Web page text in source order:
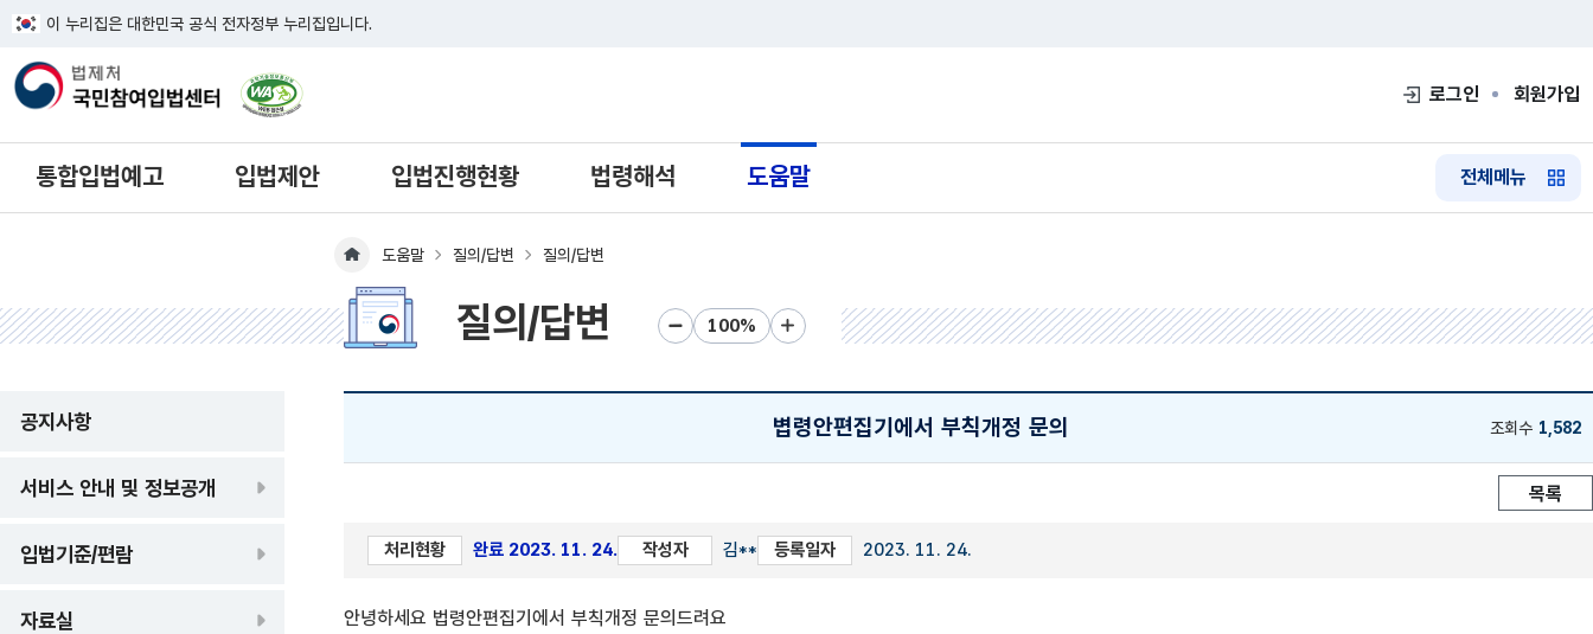
이 누리집은 대한민국 공식 전자정부 누리집입니다.
한국웹접근성인증평가원 웹접근성 사이트 새창열림으로 이동 로그인 회원가입
통합입법예고 입법제안 입법진행현황 법령해석 도움말 전체메뉴
공지사항
서비스 안내 및 정보공개
입법기준/편람
자료실
메인페이지 이동
도움말 질의/답변 질의/답변
질의/답변 화면크기 축소화면크기 초기화
화면크기 확대
볍령안편집기에서 부칙개정 문의 조회수 1,582
목록
처리현황 완료 2023. 11. 24. 작성자 김** 등록일자 2023. 11. 24.
안녕하세요 법령안편집기에서 부칙개정 문의드려요